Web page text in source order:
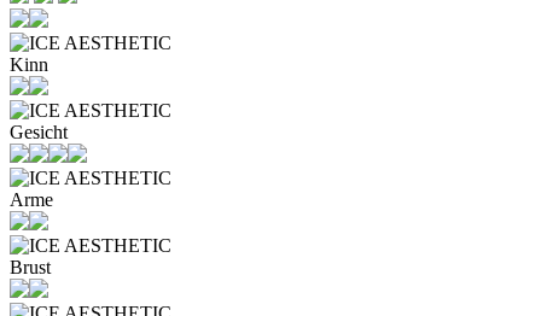
Kinn
Gesicht
Arme
Brust